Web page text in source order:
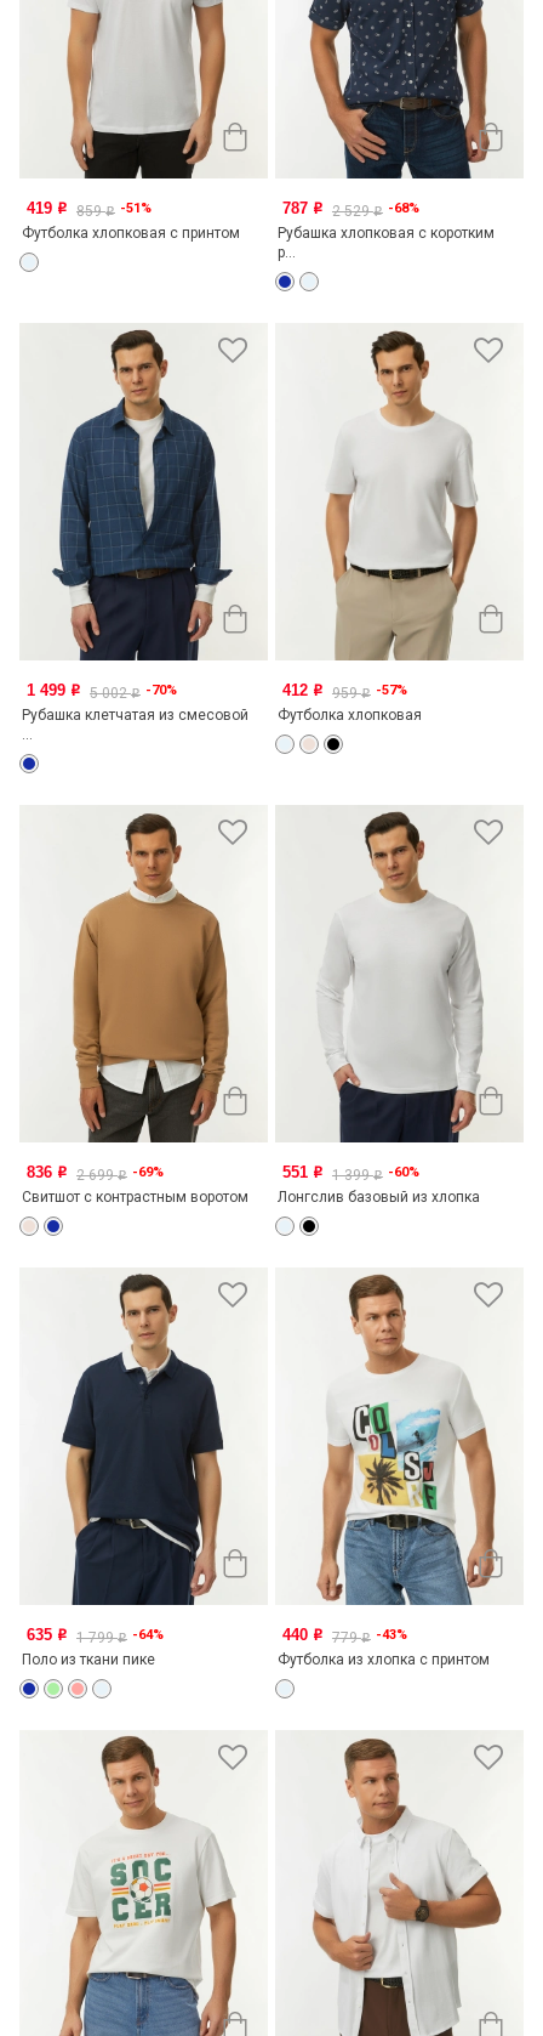
419 o 859o -51%
Футболка хлопковая с принтом
787 o 2 529o -68%
Рубашка хлопковая с коротким
р...
1 499 o 5 002o -70%
Рубашка клетчатая из смесовой
...
412 o 959o -57%
Футболка хлопковая
836 o 2 699o -69%
Свитшот с контрастным воротом
551 o 1 399o -60%
Лонгслив базовый из хлопка
635 o 1 799o -64%
Поло из ткани пике
440 o 779o -43%
Футболка из хлопка с принтом